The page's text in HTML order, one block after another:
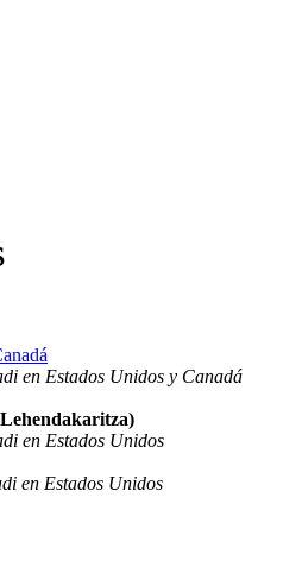
en Estados Unidos y Canadá
en Estados Unidos
en Estados Unidos